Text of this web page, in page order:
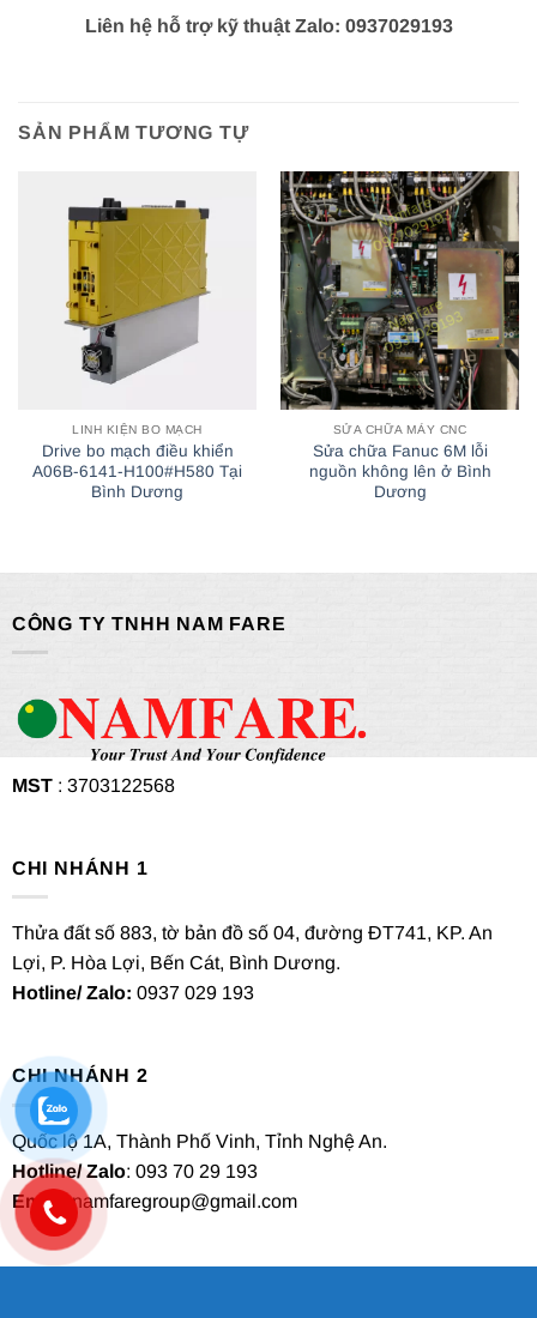
Liên hệ hỗ trợ kỹ thuật Zalo: 0937029193
SẢN PHẨM TƯƠNG TỰ
LINH KIỆN BO MẠCH
Drive bo mạch điều khiển
A06B-6141-H100#H580 Tại
Bình Dương
SỬA CHỮA MÁY CNC
Sửa chữa Fanuc 6M lỗi
nguồn không lên ở Bình
Dương
CÔNG TY TNHH NAM FARE
MST: 3703122568
CHI NHÁNH 1
Thửa đất số 883, tờ bản đồ số 04, đường ĐT741, KP. An
Lợi, P. Hòa Lợi, Bến Cát, Bình Dương.
Hotline/ Zalo: 0937 029 193
CHI NHÁNH 2
Quốc lộ 1A, Thành Phố Vinh, Tỉnh Nghệ An.
Hotline/ Zalo: 093 70 29 193
Email
: namfaregroup@gmail.com